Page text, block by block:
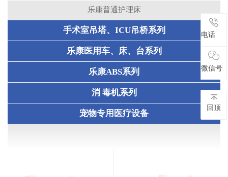
电话
微信号
乐康普通护理床
手术室吊塔、ICU吊桥系列
乐康医用车、床、台系列
乐康ABS系列
消 毒机系列
宠物专用医疗设备
电话
微信号
回顶